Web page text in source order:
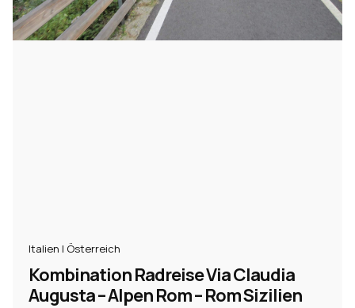
Italien | Österreich
Kombination Radreise Via Claudia
Augusta – Alpen Rom – Rom Sizilien